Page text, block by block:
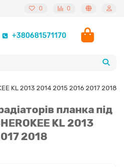
0 0
+380681571170
KL 2013 2014 2015 2016 2017 2018
планка під
KL 2013
2018